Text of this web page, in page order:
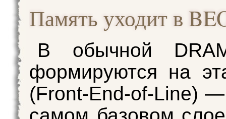
Память уходит в
В обычной
формируются на
(Front-End-of-Line)